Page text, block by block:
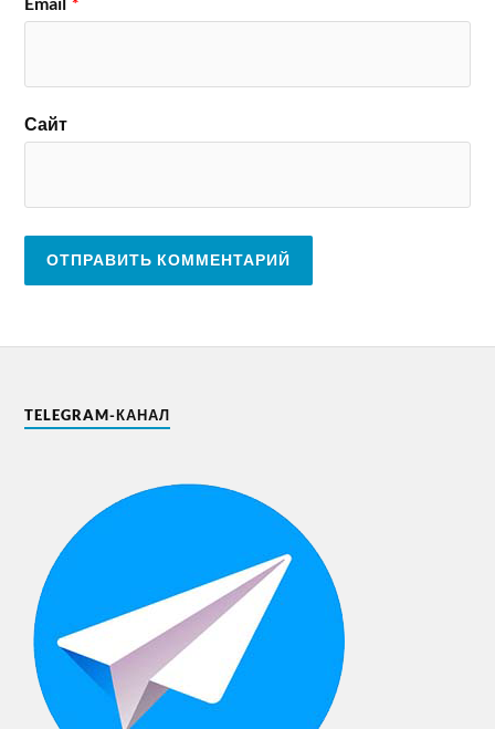
Сайт
TELEGRAM-КАНАЛ